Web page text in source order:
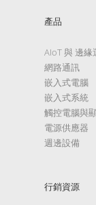
產品
AIoT 與 邊緣
網路通訊
嵌入式電腦
嵌入式系統
觸控電腦與
電源供應器
週邊設備
行銷資源